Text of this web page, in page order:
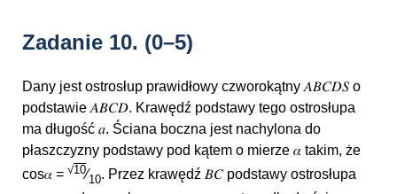
Zadanie 10. (0–5)
Dany jest ostrosłup prawidłowy czworokątny 𝐴𝐵𝐶𝐷𝑆 o
podstawie 𝐴𝐵𝐶𝐷. Krawędź podstawy tego ostrosłupa
ma długość 𝑎. Ściana boczna jest nachylona do
płaszczyzny podstawy pod kątem o mierze 𝛼 takim, że
cos𝛼 = √10⁄10. Przez krawędź 𝐵𝐶 podstawy ostrosłupa